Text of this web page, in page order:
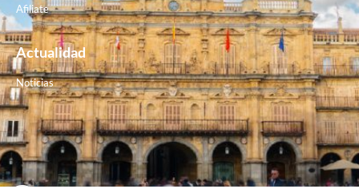
Afiliate
Actualidad
Noticias